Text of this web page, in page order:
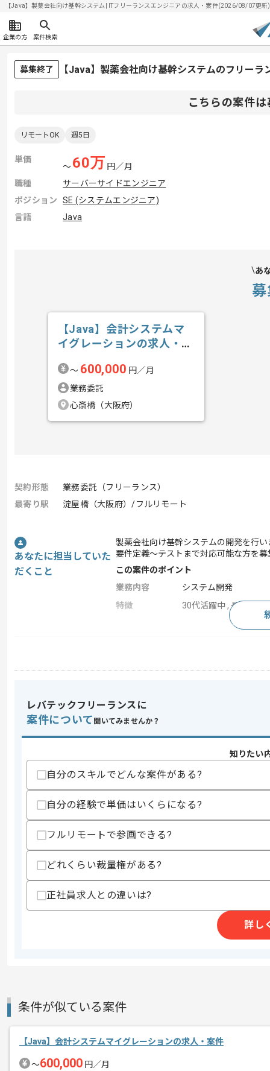
【Java】製薬会社向け基幹システム| ITフリーランスエンジニアの求人・案件(2026/08/07更新)
企業の方 案件検索
募集終了 【Java】製薬会社向け基幹システムのフリーラ
こちらの案件
リモートOK 週5日
単価
〜60万 円／月
職種
サーバーサイドエンジニア
ポジション
SE (システムエンジニア)
言語
Java
あ
【Java】会計システムマ
イグレーションの求人・案
〜 600,000 円／月
業務委託
心斎橋（大阪府）
契約形態
業務委託（フリーランス）
最寄り駅
淀屋橋（大阪府）/フルリモート
あなたに担当していた
だくこと
製薬会社向け基幹システムの開発を行い
要件定義～テストまで対応可能な方を
この案件のポイント
業務内容
システム開発
特徴
30代活躍中 , 長期プロ
・Javaでの開発経験
スキルに不安がある方へ
上記に似た経験やスキルをお持ちであれば
精算・お支払い
精算条件
有
精算基準時間
150時間〜180時間
支払いサイト
その他募集要項
商談回数
募集人数
1人
2020/12/01
メント
レバテックフリーランスに
案件について 聞いてみませんか？
知りたい
自分のスキルでどんな案件がある?
自分の経験で単価はいくらになる?
フルリモートで参画できる?
どれくらい裁量権がある?
正社員求人との違いは?
詳し
条件が似ている案件
【Java】会計システムマイグレーションの求人・案件
〜600,000 円／月